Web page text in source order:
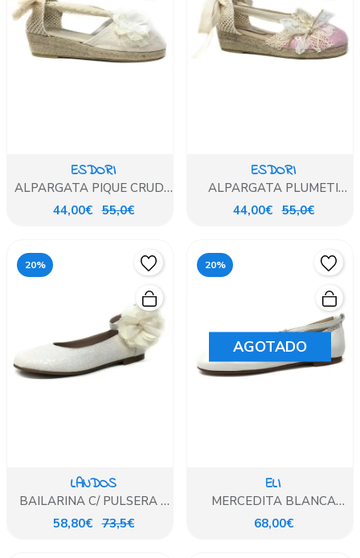
ESDORI
ALPARGATA PIQUE CRUDO
PLUMETI
44,00€ 55,0€
ESDORI
ALPARGATA PLUMETI
ROSA
44,00€ 55,0€
20%
LANDOS
BAILARINA C/ PULSERA Y
ADORNO FLOR
58,80€ 73,5€
20%
AGOTADO
ELI
MERCEDITA BLANCA
ANGORA
68,00€